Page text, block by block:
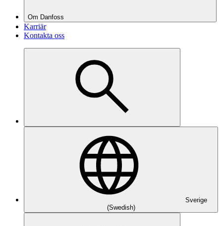
Om Danfoss
Karriär
Kontakta oss
Sverige
(Swedish)